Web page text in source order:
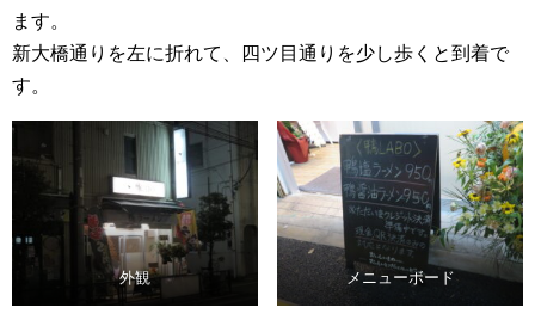
ます。
新大橋通りを左に折れて、四ツ目通りを少し歩くと到着で
す。
外観 メニューボード